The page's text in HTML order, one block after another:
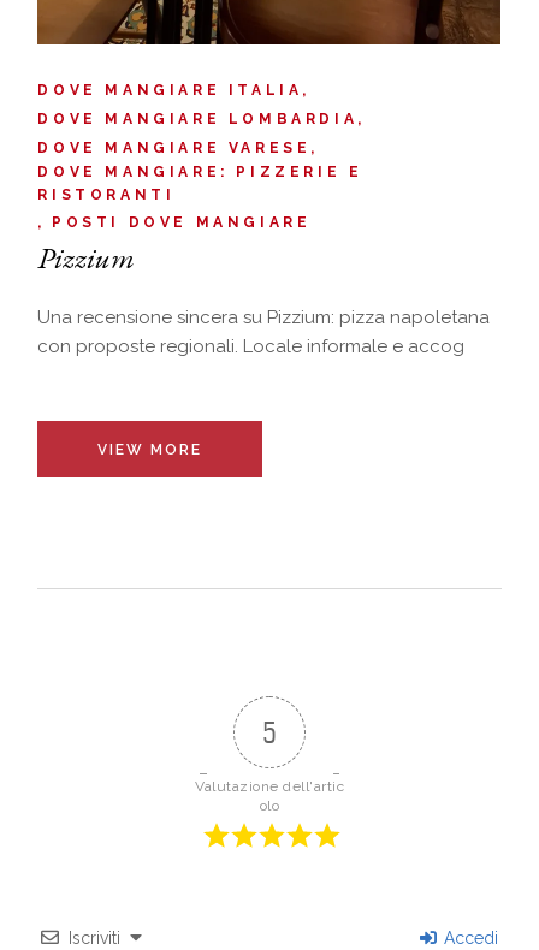
DOVE MANGIARE ITALIA
DOVE MANGIARE LOMBARDIA
DOVE MANGIARE VARESE
DOVE MANGIARE: PIZZERIE E
RISTORANTI
POSTI DOVE MANGIARE
Pizzium
Una recensione sincera su Pizzium: pizza napoletana
con proposte regionali. Locale informale e accog
VIEW MORE
5
Valutazione dell'artic
olo
Iscriviti Accedi